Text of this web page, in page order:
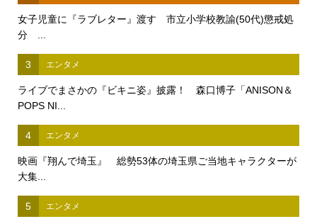
女子児童に『ラブレター』渡す 市立小学校教諭(50代)懲戒処
分 ...
3 エンタメ
ライブでまさかの『ビキニ姿』披露！ 森口博子「ANISON＆
POPS NI...
4 エンタメ
映画『翔んで埼玉』 総勢53体の埼玉県ご当地キャラクターが
大集...
5 エンタメ